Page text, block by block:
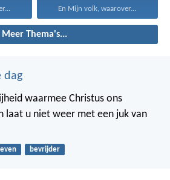
En Mijn volk, waarover...
Meer Thema's...
dag
waarmee Christus ons
laat u niet weer met een juk van
leven bevrijder